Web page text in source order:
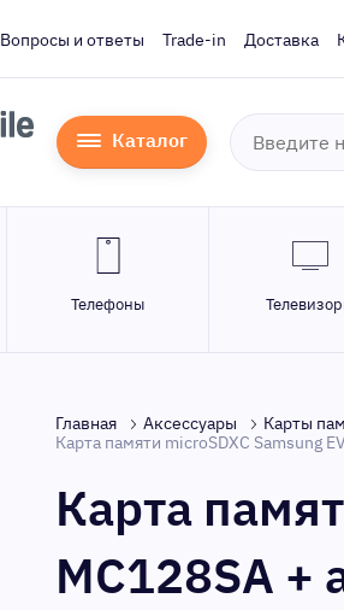
Вопросы и ответы Trade-in Доставка
Каталог
Телефоны
Главная Аксессуары
Карты
Карта памяти microSDXC Samsung
Карта
MC128SA +